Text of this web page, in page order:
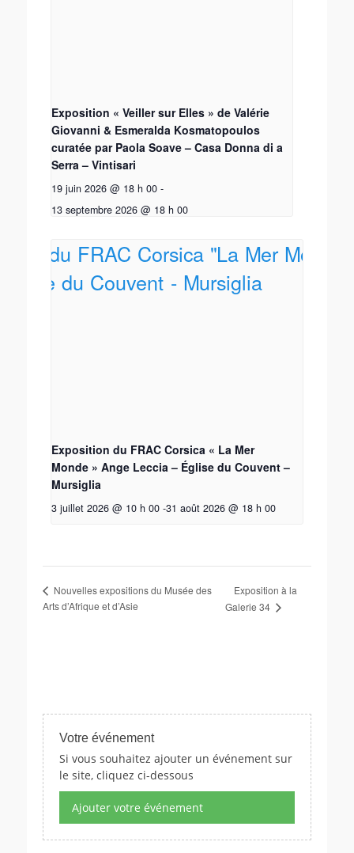
Exposition « Veiller sur Elles » de Valérie
Giovanni & Esmeralda Kosmatopoulos
curatée par Paola Soave – Casa Donna di a
Serra – Vintisari
19 juin 2026 @ 18 h 00 -
13 septembre 2026 @ 18 h 00
Exposition du FRAC Corsica « La Mer
Monde » Ange Leccia – Église du Couvent –
Mursiglia
3 juillet 2026 @ 10 h 00 -31 août 2026 @ 18 h 00
Nouvelles expositions du Musée des
Arts d’Afrique et d’Asie
Exposition à la
Galerie 34
Votre événement
Si vous souhaitez ajouter un événement sur
le site, cliquez ci-dessous
Ajouter votre événement